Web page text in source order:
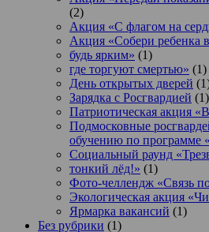
(2)
Акция «С флагом на
Акция «Собери ребенка
будь ярким» (1)
где торгуют смертью» (1)
День открытых дверей
Зарядка с Росгвардией (1)
Патриотическая акция
Подмосковные
обучению по программе
Социальный раунд
тонкий лёд!» (1)
Фото-челлендж «Связь
Экологическая акция
Ярмарка вакансий (1)
Без рубрики (1)